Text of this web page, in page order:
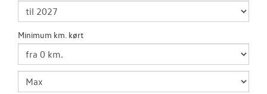
Minimum km. kørt